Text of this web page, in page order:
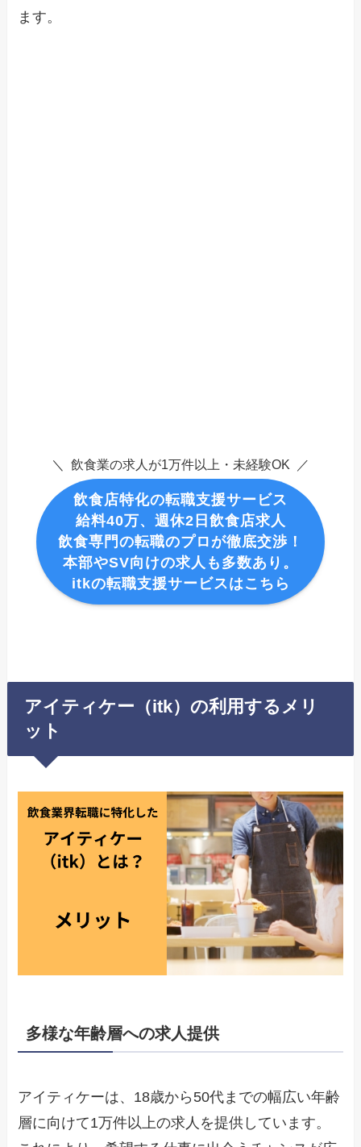
ます。
＼ 飲食業の求人が1万件以上・未経験OK ／
飲食店特化の転職支援サービス
給料40万、週休2日飲食店求人
飲食専門の転職のプロが徹底交渉！
本部やSV向けの求人も多数あり。
itkの転職支援サービスはこちら
アイティケー（itk）の利用するメリ
ット
多様な年齢層への求人提供
アイティケーは、18歳から50代までの幅広い年齢
層に向けて1万件以上の求人を提供しています。